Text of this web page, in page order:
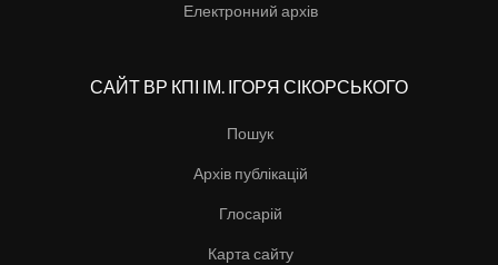
Електронний архів
САЙТ ВР КПІ ІМ. ІГОРЯ СІКОРСЬКОГО
Пошук
Архів публікацій
Глосарій
Карта сайту